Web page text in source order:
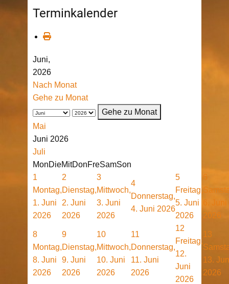
Terminkalender
Juni,
2026
Nach Monat
Gehe zu Monat
Gehe zu Monat
Mai
Juni 2026
Juli
MonDieMitDonFreSamSon
1
Montag,
1. Juni
2026
2
Dienstag,
2. Juni
2026
3
Mittwoch,
3. Juni
2026
4
Donnerstag,
4. Juni 2026
5
Freitag,
5. Juni
2026
6
6. Juni
2026
8
Montag,
8. Juni
2026
9
Dienstag,
9. Juni
2026
10
Mittwoch,
10. Juni
2026
11
Donnerstag,
11. Juni
2026
12
Freitag,
12.
Juni
2026
13
13.
2026